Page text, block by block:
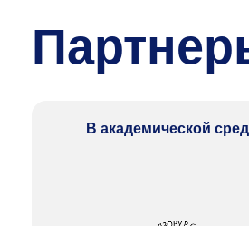
В академической